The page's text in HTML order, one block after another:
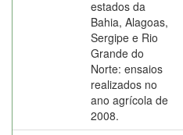
estados da
Bahia, Alagoas,
Sergipe e Rio
Grande do
Norte: ensaios
realizados no
ano agrícola de
2008.